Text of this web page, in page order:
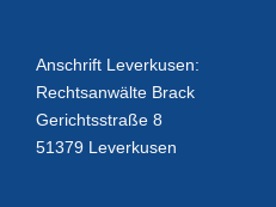
Anschrift Leverkusen:
Rechtsanwälte Brack
Gerichtsstraße 8
51379 Leverkusen